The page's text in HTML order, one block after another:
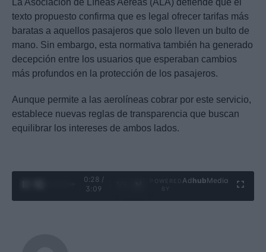
La Asociación de Líneas Aéreas (ALA) defiende que el
texto propuesto confirma que es legal ofrecer tarifas más
baratas a aquellos pasajeros que solo lleven un bulto de
mano. Sin embargo, esta normativa también ha generado
decepción entre los usuarios que esperaban cambios
más profundos en la protección de los pasajeros.
Aunque permite a las aerolíneas cobrar por este servicio,
establece nuevas reglas de transparencia que buscan
equilibrar los intereses de ambos lados.
0:29 /
3:09
Ad hubMedia